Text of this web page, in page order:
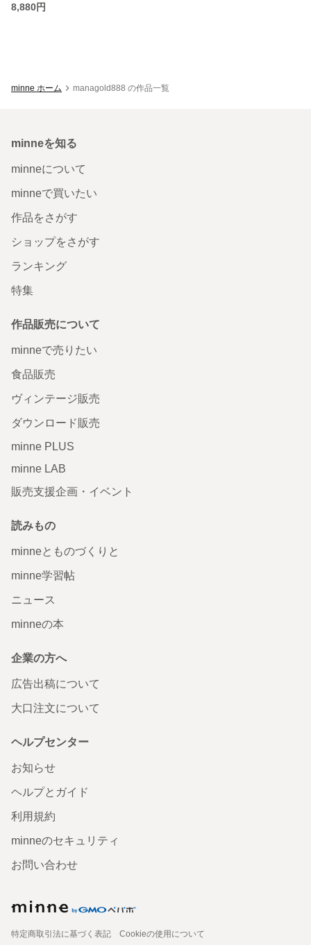
8,880円
minne ホーム managold888 の作品一覧
minneを知る
minneについて
minneで買いたい
作品をさがす
ショップをさがす
ランキング
特集
作品販売について
minneで売りたい
食品販売
ヴィンテージ販売
ダウンロード販売
minne PLUS
minne LAB
販売支援企画・イベント
読みもの
minneとものづくりと
minne学習帖
ニュース
minneの本
企業の方へ
広告出稿について
大口注文について
ヘルプセンター
お知らせ
ヘルプとガイド
利用規約
minneのセキュリティ
お問い合わせ
特定商取引法に基づく表記
Cookieの使用について